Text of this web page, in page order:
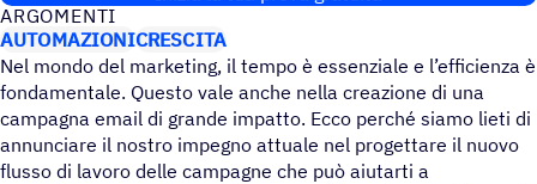
ARGO­MENTI
AUTOMAZIONICRESCITA
Nel mondo del marketing, il tempo è essenziale e l’efficienza è
fondamentale. Questo vale anche nella creazione di una
campagna email di grande impatto. Ecco perché siamo lieti di
annunciare il nostro impegno attuale nel progettare il nuovo
flusso di lavoro delle campagne che può aiutarti a